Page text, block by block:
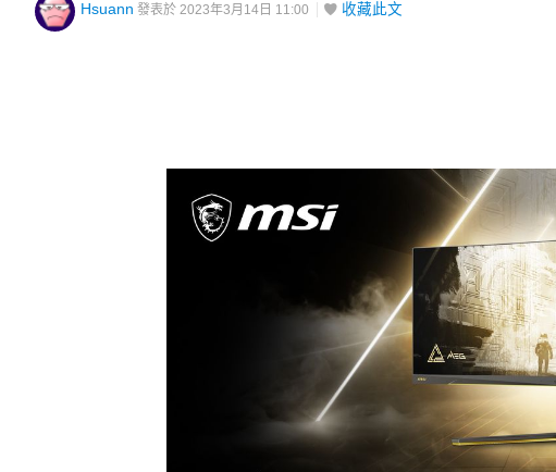
Hsuann 發表於 2023年3月14日 11:00 收藏此文